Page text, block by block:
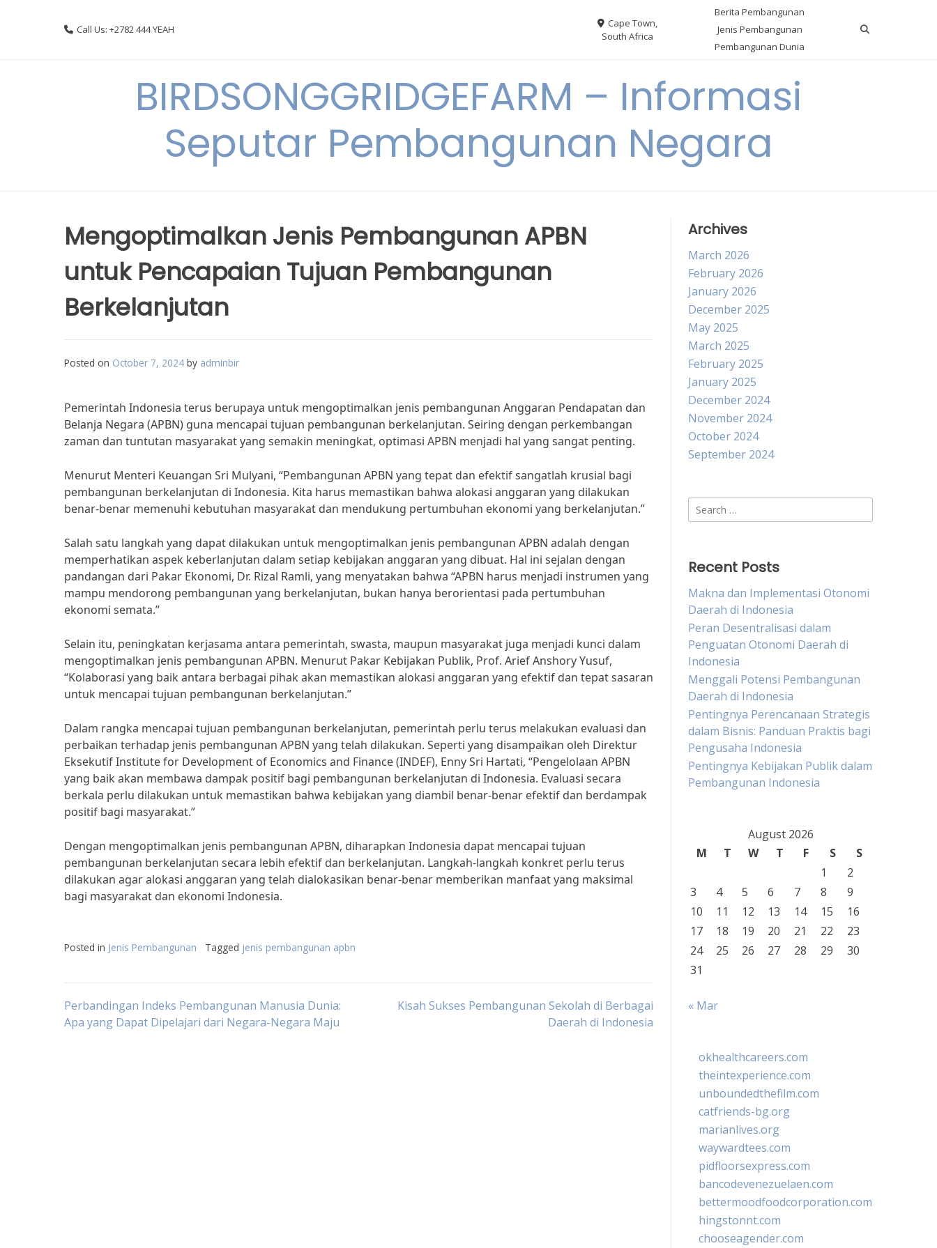
Call Us: +2782 444 YEAH
Cape Town,
South Africa
Berita Pembangunan
Jenis Pembangunan
Pembangunan Dunia
BIRDSONGGRIDGEFARM – Informasi
Seputar Pembangunan Negara
Mengoptimalkan Jenis Pembangunan APBN
untuk Pencapaian Tujuan Pembangunan
Berkelanjutan
Posted on October 7, 2024 by adminbir
Pemerintah Indonesia terus berupaya untuk mengoptimalkan jenis pembangunan Anggaran Pendapatan dan
Belanja Negara (APBN) guna mencapai tujuan pembangunan berkelanjutan. Seiring dengan perkembangan
zaman dan tuntutan masyarakat yang semakin meningkat, optimasi APBN menjadi hal yang sangat penting.
Menurut Menteri Keuangan Sri Mulyani, “Pembangunan APBN yang tepat dan efektif sangatlah krusial bagi
pembangunan berkelanjutan di Indonesia. Kita harus memastikan bahwa alokasi anggaran yang dilakukan
benar-benar memenuhi kebutuhan masyarakat dan mendukung pertumbuhan ekonomi yang berkelanjutan.”
Salah satu langkah yang dapat dilakukan untuk mengoptimalkan jenis pembangunan APBN adalah dengan
memperhatikan aspek keberlanjutan dalam setiap kebijakan anggaran yang dibuat. Hal ini sejalan dengan
pandangan dari Pakar Ekonomi, Dr. Rizal Ramli, yang menyatakan bahwa “APBN harus menjadi instrumen yang
mampu mendorong pembangunan yang berkelanjutan, bukan hanya berorientasi pada pertumbuhan
ekonomi semata.”
Selain itu, peningkatan kerjasama antara pemerintah, swasta, maupun masyarakat juga menjadi kunci dalam
mengoptimalkan jenis pembangunan APBN. Menurut Pakar Kebijakan Publik, Prof. Arief Anshory Yusuf,
“Kolaborasi yang baik antara berbagai pihak akan memastikan alokasi anggaran yang efektif dan tepat sasaran
untuk mencapai tujuan pembangunan berkelanjutan.”
Dalam rangka mencapai tujuan pembangunan berkelanjutan, pemerintah perlu terus melakukan evaluasi dan
perbaikan terhadap jenis pembangunan APBN yang telah dilakukan. Seperti yang disampaikan oleh Direktur
Eksekutif Institute for Development of Economics and Finance (INDEF), Enny Sri Hartati, “Pengelolaan APBN
yang baik akan membawa dampak positif bagi pembangunan berkelanjutan di Indonesia. Evaluasi secara
berkala perlu dilakukan untuk memastikan bahwa kebijakan yang diambil benar-benar efektif dan berdampak
positif bagi masyarakat.”
Dengan mengoptimalkan jenis pembangunan APBN, diharapkan Indonesia dapat mencapai tujuan
pembangunan berkelanjutan secara lebih efektif dan berkelanjutan. Langkah-langkah konkret perlu terus
dilakukan agar alokasi anggaran yang telah dialokasikan benar-benar memberikan manfaat yang maksimal
bagi masyarakat dan ekonomi Indonesia.
Posted in Jenis Pembangunan Tagged jenis pembangunan apbn
Post
Perbandingan Indeks Pembangunan Manusia Dunia:
Apa yang Dapat Dipelajari dari Negara-Negara Maju
Kisah Sukses Pembangunan Sekolah di Berbagai
Daerah di Indonesia
Archives
March 2026
February 2026
January 2026
December 2025
May 2025
March 2025
February 2025
January 2025
December 2024
November 2024
October 2024
September 2024
Search
for:
Recent Posts
Makna dan Implementasi Otonomi
Daerah di Indonesia
Peran Desentralisasi dalam
Penguatan Otonomi Daerah di
Indonesia
Menggali Potensi Pembangunan
Daerah di Indonesia
Pentingnya Perencanaan Strategis
dalam Bisnis: Panduan Praktis bagi
Pengusaha Indonesia
Pentingnya Kebijakan Publik dalam
Pembangunan Indonesia
August 2026
M
T W T F S
S
1
2
3
4 5 6 7 8
9
10
11 12 13 14 15
16
17
18 19 20 21 22
23
24
25 26 27 28 29
30
31
« Mar
okhealthcareers.com
theintexperience.com
unboundedthefilm.com
catfriends-bg.org
marianlives.org
waywardtees.com
pidfloorsexpress.com
bancodevenezuelaen.com
bettermoodfoodcorporation.com
hingstonnt.com
chooseagender.com